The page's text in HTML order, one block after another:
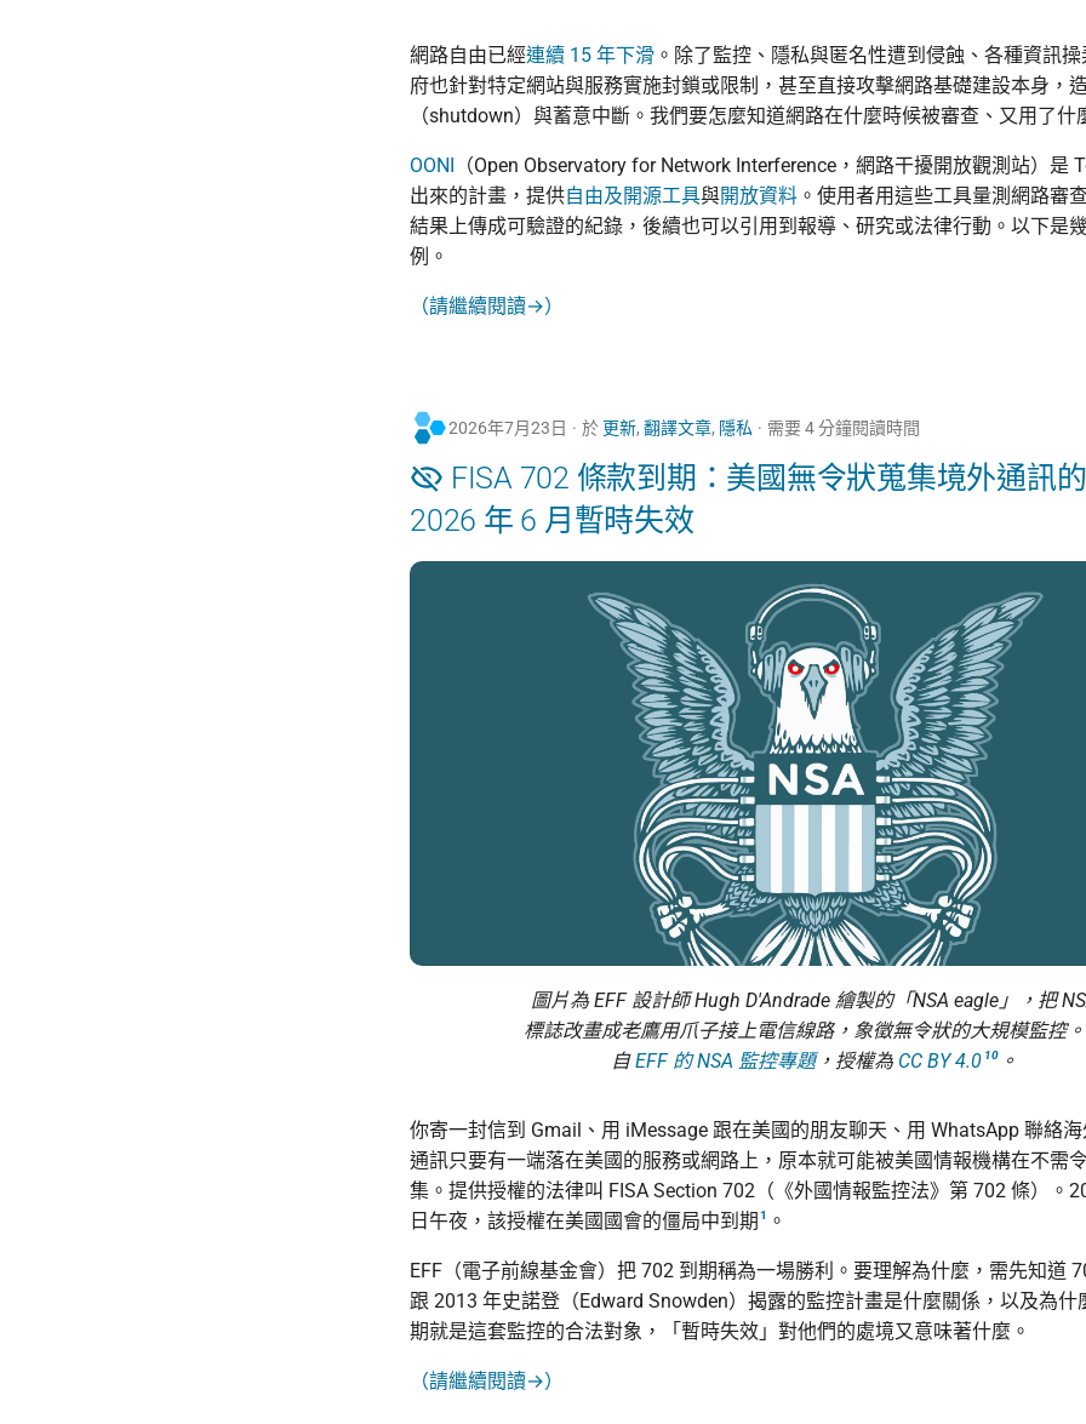
網路自由已經連續 15 年下滑 。除了監控、隱私與匿名性遭到侵蝕、各種資訊
府也針對特定網站與服務實施封鎖或限制，甚至直接攻擊網路基礎建設本身，
（shutdown）與蓄意中斷。我們要怎麼知道網路在什麼時候被審查、又用了什
OONI （Open Observatory for Network Interference，網路干擾開放觀測站）是
出來的計畫，提供自由及開源工具與開放資料 。使用者用這些工具量測網路審
結果上傳成可驗證的紀錄，後續也可以引用到報導、研究或法律行動。以下是
例。
（請繼續閱讀→）
2026年7月23日 於 更新, 翻譯文章, 隱私 需要 4 分鐘閱讀時間
FISA 702 條款到期：美國無令狀蒐集境外通訊
2026 年 6 月暫時失效
圖片為 EFF 設計師 Hugh D'Andrade 繪製的「NSA eagle」，把
標誌改畫成老鷹用爪子接上電信線路，象徵無令狀的大規模監控
自EFF 的 NSA 監控專題，授權為 CC BY 4.0 10。
你寄一封信到 Gmail、用 iMessage 跟在美國的朋友聊天、用 WhatsApp 聯絡
通訊只要有一端落在美國的服務或網路上，原本就可能被美國情報機構在不需
集。提供授權的法律叫 FISA Section 702（《外國情報監控法》第 702 條）。
日午夜，該授權在美國國會的僵局中到期 1 。
EFF（電子前線基金會）把 702 到期稱為一場勝利。要理解為什麼，需先知道
跟 2013 年史諾登（Edward Snowden）揭露的監控計畫是什麼關係，以及為什
期就是這套監控的合法對象，「暫時失效」對他們的處境又意味著什麼。
（請繼續閱讀→）